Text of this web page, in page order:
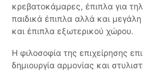
κρεβατοκάμαρες, έπιπλα για
παιδικά έπιπλα αλλά και
και έπιπλα εξωτερικού χώρου.
Η φιλοσοφία της επιχείρησης
δημιουργία αρμονίας και